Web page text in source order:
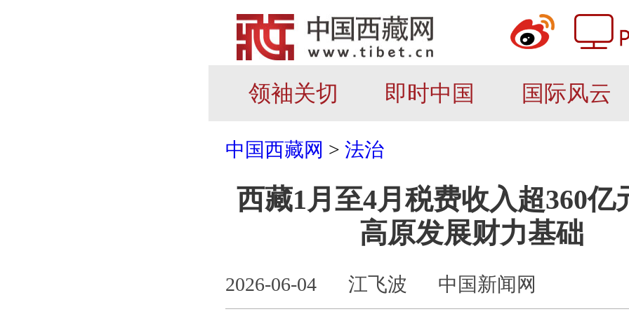
领袖关切 即时中国 国际风云
中国西藏网 > 法治
西藏1月至4月税费收入超360亿
高原发展财力基础
2026-06-04 江飞波 中国新闻网